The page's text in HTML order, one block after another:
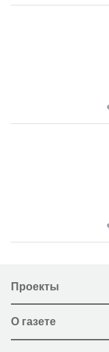
Проекты
О газете